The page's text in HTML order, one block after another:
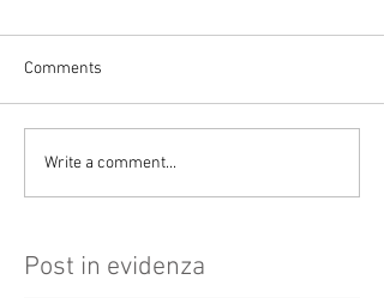
Comments
Write a comment...
Post in evidenza